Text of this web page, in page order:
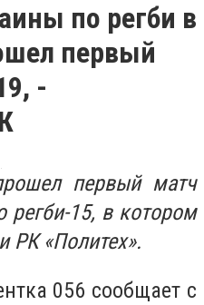
по регби в
первый
-
первый матч
регби-15, в котором
РК «Политех».
056 сообщает с